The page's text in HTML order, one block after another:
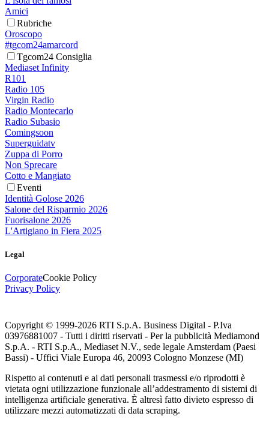
Amici
Rubriche
Oroscopo
#tgcom24amarcord
Tgcom24 Consiglia
Mediaset Infinity
R101
Radio 105
Virgin Radio
Radio Montecarlo
Radio Subasio
Comingsoon
Superguidatv
Zuppa di Porro
Non Sprecare
Cotto e Mangiato
Eventi
Identità Golose 2026
Salone del Risparmio 2026
Fuorisalone 2026
L'Artigiano in Fiera 2025
Legal
CorporateCookie Policy
Privacy Policy
Copyright © 1999-2026 RTI S.p.A. Business Digital - P.Iva
03976881007 - Tutti i diritti riservati - Per la pubblicità Mediamond
S.p.A. - RTI S.p.A., Mediaset N.V., sede legale Amsterdam (Paesi
Bassi) - Uffici Viale Europa 46, 20093 Cologno Monzese (MI)
Rispetto ai contenuti e ai dati personali trasmessi e/o riprodotti è
vietata ogni utilizzazione funzionale all’addestramento di sistemi di
intelligenza artificiale generativa. È altresì fatto divieto espresso di
utilizzare mezzi automatizzati di data scraping.